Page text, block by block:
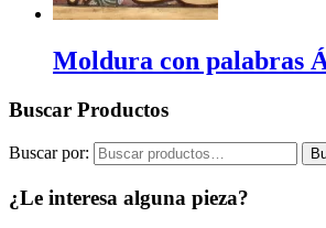
Moldura con palabras
Buscar Productos
Buscar por:
¿Le interesa alguna pieza?